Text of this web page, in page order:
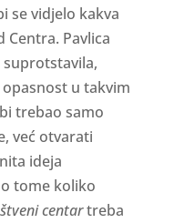
se vidjelo kakva
Centra. Pavlica
suprotstavila,
u takvim
trebao samo
već otvarati
ideja
tome koliko
centartreba